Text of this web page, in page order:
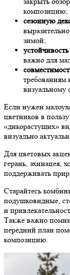
композицию;
сезонную
зимой;
важно для
требованиям
визуальному
Если нужен
цветников в
«дикорастущих»
визуально
Для цветовых
герань, эхинацея,
поддерживать
Старайтесь
подушковидные,
и
Также важно
передний план
композицию.